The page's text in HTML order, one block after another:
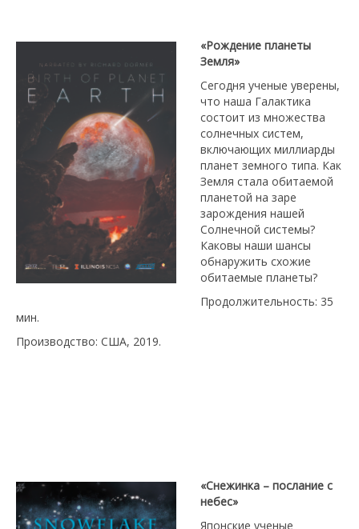
«Рождение планеты
Земля»
Сегодня ученые уверены,
что наша Галактика
состоит из множества
солнечных систем,
включающих миллиарды
планет земного типа. Как
Земля стала обитаемой
планетой на заре
зарождения нашей
Солнечной системы?
Каковы наши шансы
обнаружить схожие
обитаемые планеты?
Продолжительность: 35
мин.
Производство: США, 2019.
«Снежинка – послание с
небес»
Японские ученые